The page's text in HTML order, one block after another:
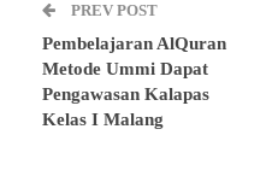
PREV POST
Pembelajaran AlQuran
Metode Ummi Dapat
Pengawasan Kalapas
Kelas I Malang